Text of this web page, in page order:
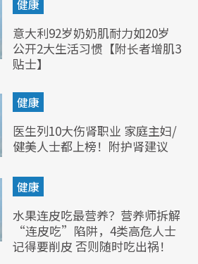
健康
意大利92岁奶奶肌耐力如20岁
公开2大生活习惯【附长者增肌3
贴士】
健康
医生列10大伤肾职业 家庭主妇/
健美人士都上榜！附护肾建议
健康
水果连皮吃最营养？营养师拆解
“连皮吃”陷阱，4类高危人士
记得要削皮 否则随时吃出祸！